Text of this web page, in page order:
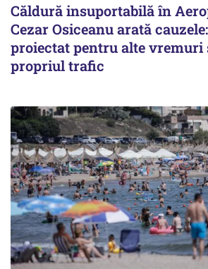
Căldură insuportabilă în
Cezar Osiceanu arată
proiectat pentru alte vremuri
propriul trafic